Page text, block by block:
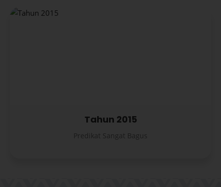
Tahun 2015
Predikat Sangat Bagus